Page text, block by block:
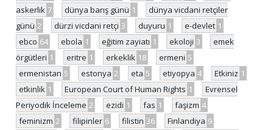
askerlik 7 dünya barış günü 1
dünya vicdani retçiler
günü 2 dürzi vicdani retçi 3 duyuru 1 e-devlet 1
ebco 64 ebola 1 eğitim zayiatı 1 ekoloji 3
emek
örgütleri 1 eritre 1 erkeklik 18 ermeni 5
ermenistan 5 estonya 2 eta 5 etiyopya 4 Etkiniz 1
etkinlik 1 European Court of Human Rights 1
Evrensel
Periyodik İnceleme 2 ezidi 1 fas 1 faşizm 4
feminizm 2 filipinler 6 filistin 36 Finlandiya 9